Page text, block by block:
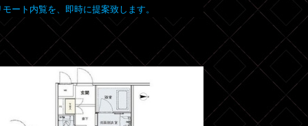
ート内覧を、即時に提案致します。